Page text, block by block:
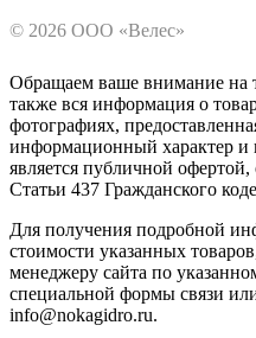
© 2026 ООО «Велес»
Обращаем ваше внимание на
также вся информация о
фотографиях,
информационный характер и
является публичной
Статьи 437 Гражданского
Для получения подробной
стоимости указанных
менеджеру сайта по
специальной формы связи
info@nokagidro.ru.